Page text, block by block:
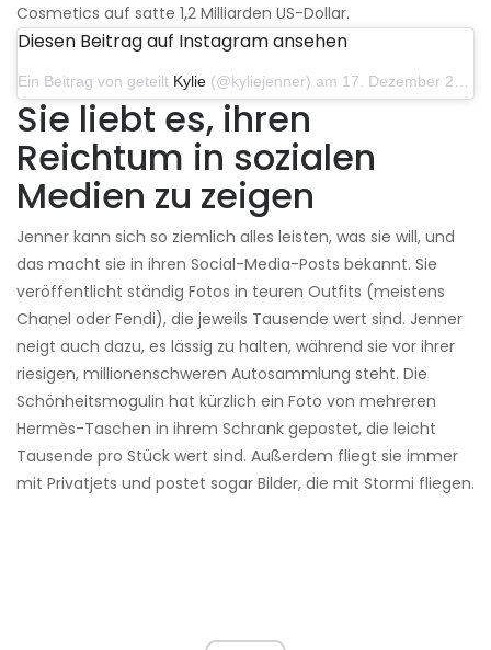
Cosmetics auf satte 1,2 Milliarden US-Dollar.
Diesen Beitrag auf Instagram ansehen
Ein Beitrag von geteilt Kylie (@kyliejenner) am 17. Dezember 2019 um 9:45 Uhr PST
Sie liebt es, ihren
Reichtum in sozialen
Medien zu zeigen
Jenner kann sich so ziemlich alles leisten, was sie will, und
das macht sie in ihren Social-Media-Posts bekannt. Sie
veröffentlicht ständig Fotos in teuren Outfits (meistens
Chanel oder Fendi), die jeweils Tausende wert sind. Jenner
neigt auch dazu, es lässig zu halten, während sie vor ihrer
riesigen, millionenschweren Autosammlung steht. Die
Schönheitsmogulin hat kürzlich ein Foto von mehreren
Hermès-Taschen in ihrem Schrank gepostet, die leicht
Tausende pro Stück wert sind. Außerdem fliegt sie immer
mit Privatjets und postet sogar Bilder, die mit Stormi fliegen.